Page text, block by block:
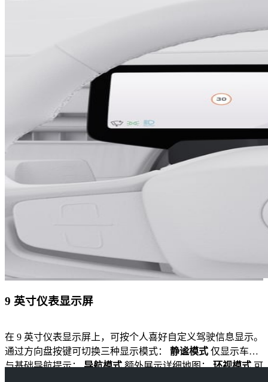
9 英寸仪表显示屏
在 9 英寸仪表显示屏上，可按个人喜好自定义驾驶信息显示。
通过方向盘按键可切换三种显示模式： 静谧模式 仅显示车速
与基础导航提示；导航模式额外展示详细地图；环视模式可